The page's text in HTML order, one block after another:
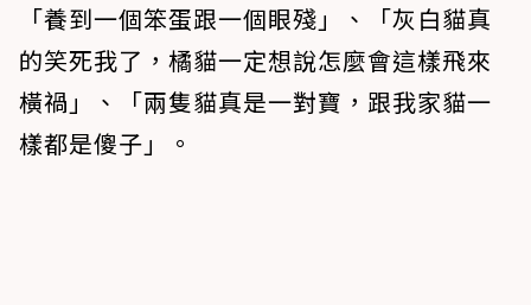
「養到一個笨蛋跟一個眼殘」、「灰白貓真
的笑死我了，橘貓一定想說怎麼會這樣飛來
橫禍」、「兩隻貓真是一對寶，跟我家貓一
樣都是傻子」。